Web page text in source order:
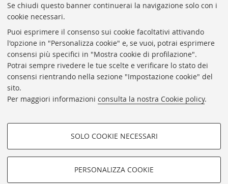
Se chiudi questo banner continuerai la navigazione solo con i
cookie necessari.
Puoi esprimere il consenso sui cookie facoltativi attivando
l'opzione in "Personalizza cookie" e, se vuoi, potrai esprimere
consensi più specifici in "Mostra cookie di profilazione".
Potrai sempre rivedere le tue scelte e verificare lo stato dei
consensi rientrando nella sezione "Impostazione cookie" del
sito.
Per maggiori informazioni consulta la nostra Cookie policy.
COOKIE DI PROFILAZIONE -
FACOLTATIVI
SOLO COOKIE NECESSARI
PERSONALIZZA COOKIE
Via Zamboni, 33/35 - 40126 Bologna (BO)
Tel. +39 051 2088306 - Fax +39 051 2088385
bub.info@unibo.it
bub.biblioteca@pec.unibo.it
Dove siamo
Orario dei servizi
Helpdesk
Rubrica di Ateneo
Privacy e note legali